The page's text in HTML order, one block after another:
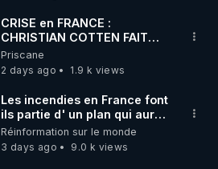
CRISE en FRANCE :
CHRISTIAN COTTEN FAIT
une étrange découverte
Priscane
2 days ago
1.9 k views
Les incendies en France font
ils partie d' un plan qui aurait
débuté le 11 septembre 2001
?
Réinformation sur le monde
3 days ago
9.0 k views